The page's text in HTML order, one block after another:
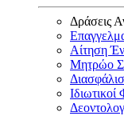
Δράσεις
Αίτηση
Μητρώο